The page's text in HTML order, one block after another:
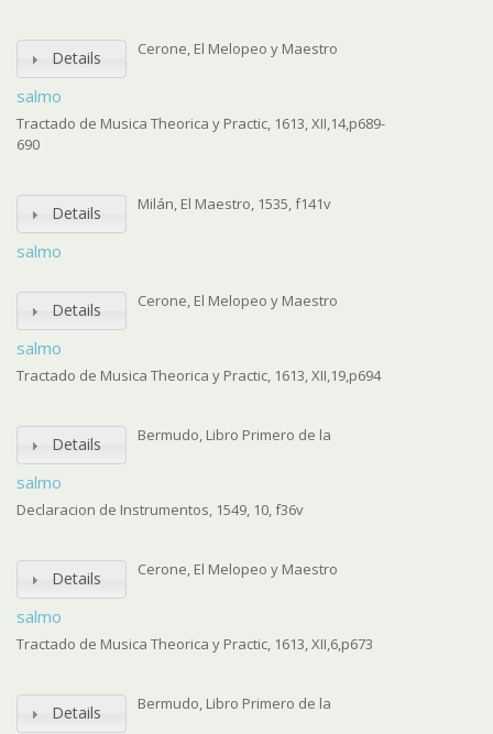
Details
salmo
Cerone, El Melopeo y Maestro
Tractado de Musica Theorica y Practic, 1613, XII,14,p689-
690
Details
salmo
Milán, El Maestro, 1535, f141v
Details
salmo
Cerone, El Melopeo y Maestro
Tractado de Musica Theorica y Practic, 1613, XII,19,p694
Details
salmo
Bermudo, Libro Primero de la
Declaracion de Instrumentos, 1549, 10, f36v
Details
salmo
Cerone, El Melopeo y Maestro
Tractado de Musica Theorica y Practic, 1613, XII,6,p673
Details Bermudo, Libro Primero de la